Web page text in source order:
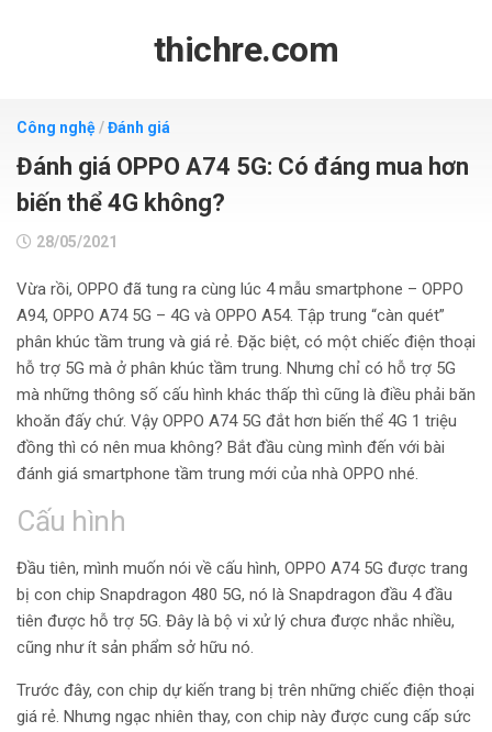
thichre.com
Công nghệ/Đánh giá
Đánh giá OPPO A74 5G: Có đáng mua hơn
biến thể 4G không?
28/05/2021
Vừa rồi, OPPO đã tung ra cùng lúc 4 mẫu smartphone – OPPO
A94, OPPO A74 5G – 4G và OPPO A54. Tập trung “càn quét”
phân khúc tầm trung và giá rẻ. Đặc biệt, có một chiếc điện thoại
hỗ trợ 5G mà ở phân khúc tầm trung. Nhưng chỉ có hỗ trợ 5G
mà những thông số cấu hình khác thấp thì cũng là điều phải băn
khoăn đấy chứ. Vậy OPPO A74 5G đắt hơn biến thể 4G 1 triệu
đồng thì có nên mua không? Bắt đầu cùng mình đến với bài
đánh giá smartphone tầm trung mới của nhà OPPO nhé.
Cấu hình
Đầu tiên, mình muốn nói về cấu hình, OPPO A74 5G được trang
bị con chip Snapdragon 480 5G, nó là Snapdragon đầu 4 đầu
tiên được hỗ trợ 5G. Đây là bộ vi xử lý chưa được nhắc nhiều,
cũng như ít sản phẩm sở hữu nó.
Trước đây, con chip dự kiến trang bị trên những chiếc điện thoại
giá rẻ. Nhưng ngạc nhiên thay, con chip này được cung cấp sức